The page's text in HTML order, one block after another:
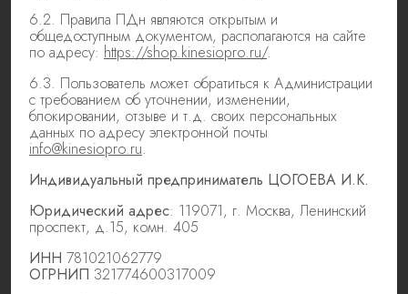
6.2. Правила ПДн являются открытым и
общедоступным документом, располагаются на сайте
по адресу: https://shop.kinesiopro.ru/.
6.3. Пользователь может обратиться к Администрации
с требованием об уточнении, изменении,
блокировании, отзыве и т.д. своих персональных
данных по адресу электронной почты
info@kinesiopro.ru.
Индивидуальный предприниматель ЦОГОЕВА И.К.
Юридический адрес: 119071, г. Москва, Ленинский
проспект, д.15, комн. 405
ИНН 781021062779
ОГРНИП 321774600317009